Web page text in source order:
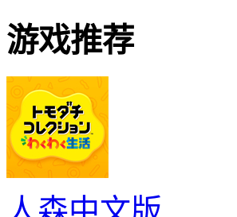
游戏推荐
人森中文版